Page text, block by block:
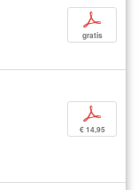
p
gratis
p
€ 14,95